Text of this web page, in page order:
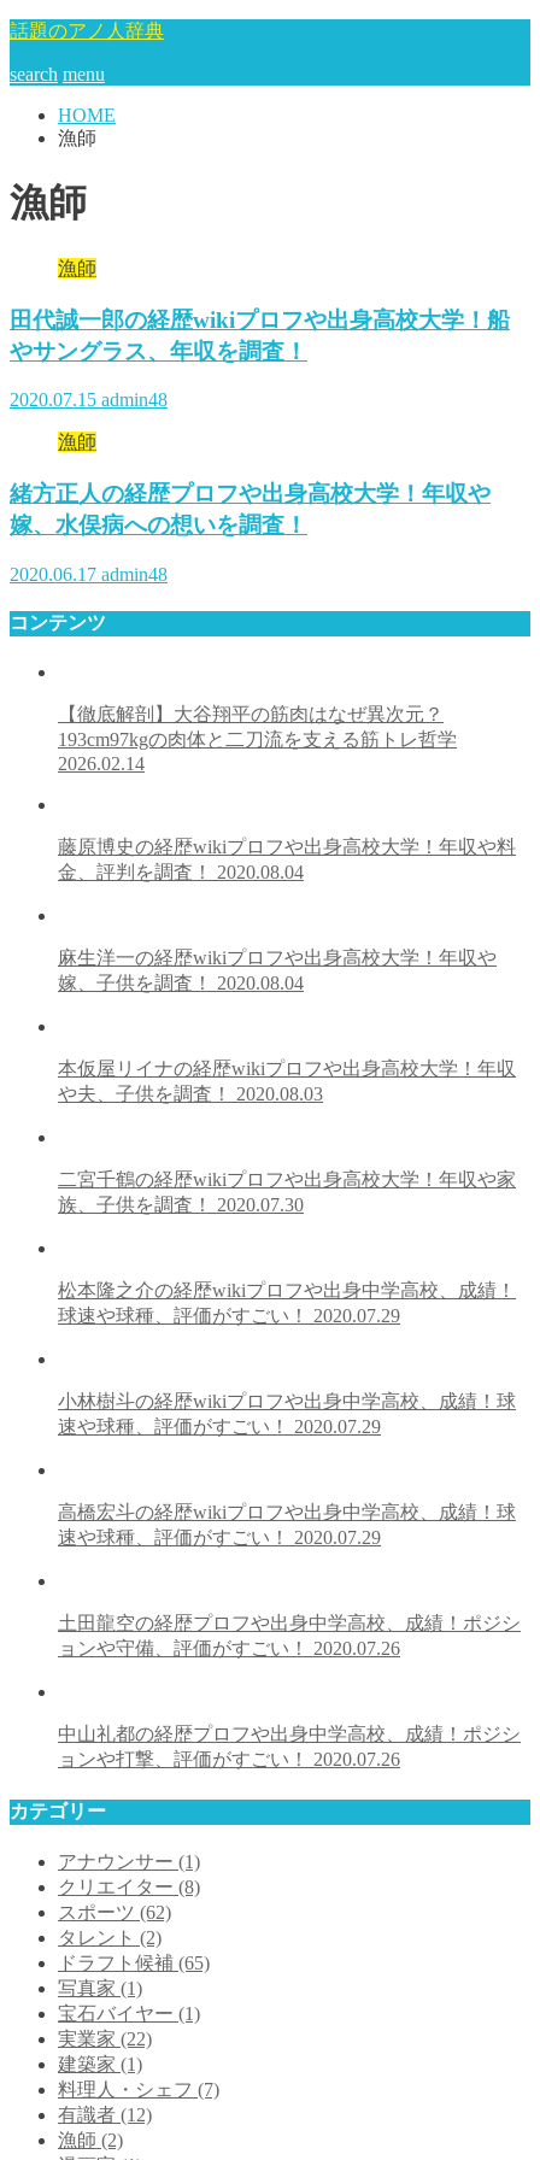
話題のアノ人辞典
search menu
HOME
漁師
漁師
漁師
田代誠一郎の経歴wikiプロフや出身高校大学！船
やサングラス、年収を調査！
2020.07.15 admin48
漁師
緒方正人の経歴プロフや出身高校大学！年収や
嫁、水俣病への想いを調査！
2020.06.17 admin48
コンテンツ
【徹底解剖】大谷翔平の筋肉はなぜ異次元？
193cm97kgの肉体と二刀流を支える筋トレ哲学
2026.02.14
藤原博史の経歴wikiプロフや出身高校大学！年収や料
金、評判を調査！ 2020.08.04
麻生洋一の経歴wikiプロフや出身高校大学！年収や
嫁、子供を調査！ 2020.08.04
本仮屋リイナの経歴wikiプロフや出身高校大学！年収
や夫、子供を調査！ 2020.08.03
二宮千鶴の経歴wikiプロフや出身高校大学！年収や家
族、子供を調査！ 2020.07.30
松本隆之介の経歴wikiプロフや出身中学高校、成績！
球速や球種、評価がすごい！ 2020.07.29
小林樹斗の経歴wikiプロフや出身中学高校、成績！球
速や球種、評価がすごい！ 2020.07.29
高橋宏斗の経歴wikiプロフや出身中学高校、成績！球
速や球種、評価がすごい！ 2020.07.29
土田龍空の経歴プロフや出身中学高校、成績！ポジシ
ョンや守備、評価がすごい！ 2020.07.26
中山礼都の経歴プロフや出身中学高校、成績！ポジシ
ョンや打撃、評価がすごい！ 2020.07.26
カテゴリー
アナウンサー (1)
クリエイター (8)
スポーツ (62)
タレント (2)
ドラフト候補 (65)
写真家 (1)
宝石バイヤー (1)
実業家 (22)
建築家 (1)
料理人・シェフ (7)
有識者 (12)
漁師 (2)